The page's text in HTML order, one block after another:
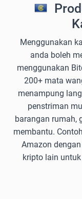
Menggunakan
anda boleh
menggunakan
200+ mata
menampung
penstriman
barangan rumah,
membantu.
Amazon
kripto lain